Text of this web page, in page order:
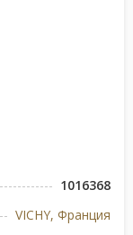
1016368
VICHY, Франция